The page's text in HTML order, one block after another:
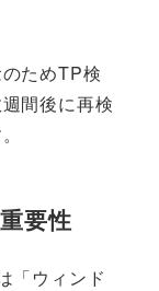
ためTP検
間後に再検
要性
「ウィンド